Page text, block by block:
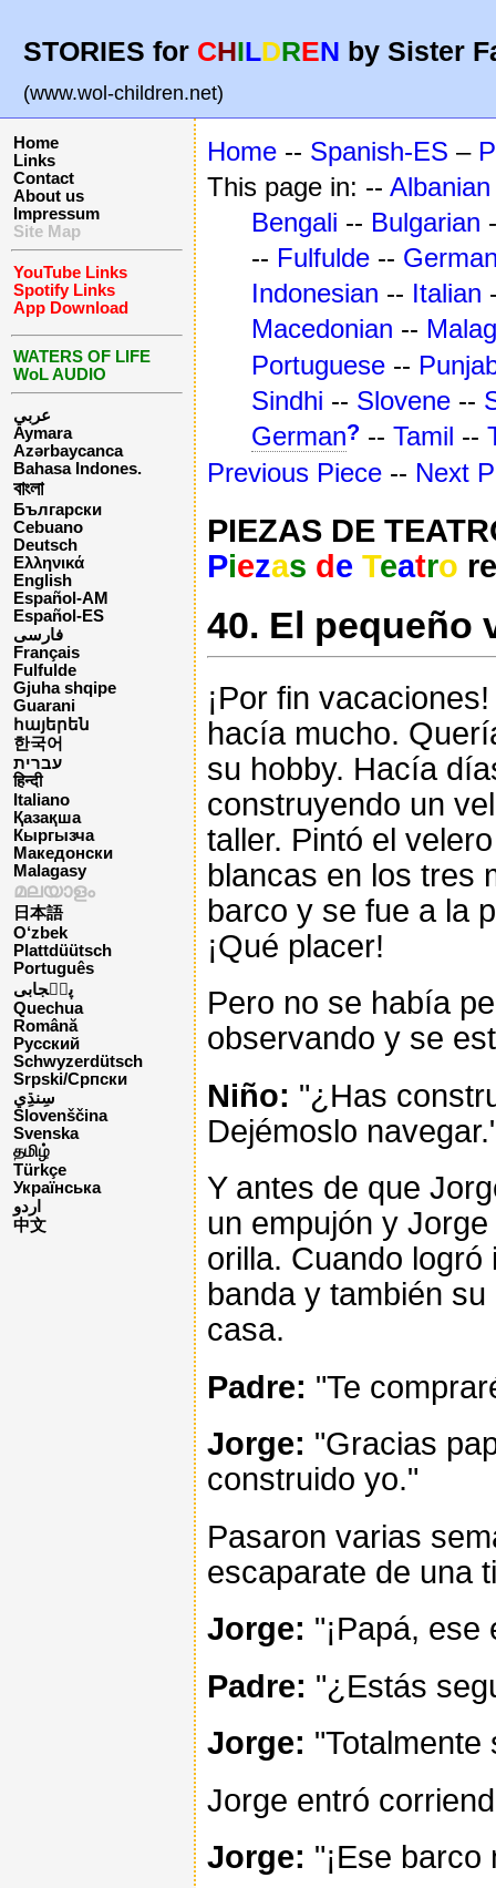
STORIES for CHILDREN by Sister
(www.wol-children.net)
Home
Links
Contact
About us
Impressum
Site Map
YouTube Links
Spotify Links
App Download
WATERS OF LIFE
WoL AUDIO
عربي
Aymara
Azərbaycanca
Bahasa Indones.
বাংলা
Български
Cebuano
Deutsch
Ελληνικά
English
Español-AM
Español-ES
فارسی
Français
Fulfulde
Gjuha shqipe
Guarani
հայերեն
한국어
עברית
हिन्दी
Italiano
Қазақша
Кыргызча
Македонски
Malagasy
മലയാളം
日本語
O‘zbek
Plattdüütsch
Português
پن٘جابی
Quechua
Română
Русский
Schwyzerdütsch
Srpski/Српски
Slovenščina
Svenska
தமிழ்
Türkçe
Українська
اردو
中文
Home -- Spanish-ES –
This page in: -- Albanian
Bengali -- Bulgarian
-- Fulfulde --
Indonesian -- Italian
Macedonian --
Portuguese --
Sindhi -- Slovene --
German? -- Tamil --
Previous Piece -- Next
PIEZAS DE
Piezas de Teatro
40. El pequeño
¡Por fin
hacía mucho.
su hobby. Hacía
construyendo un
taller. Pintó el
blancas en los tres
barco y se fue a la
¡Qué placer!
Pero no se había
observando y se
Niño: "¿Has
Dejémoslo
Y antes de que
un empujón y
orilla. Cuando
banda y también
casa.
Padre: "Te
Jorge: "Gracias
construido yo."
Pasaron varias
escaparate de una
Jorge: "¡Papá, ese
Padre: "¿Estás
Jorge:
Jorge entró
Jorge: "¡Ese